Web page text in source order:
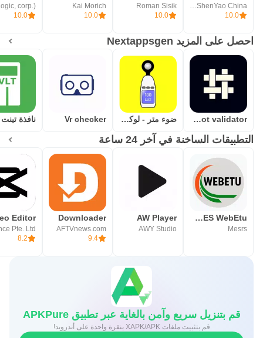
沈垚 / ShenYao China
10.0
Roman Sisik
10.0
Kai Morich
10.0
10.0
احصل على المزيد Nextappsgen
Rootsu - root validator ضوء متر - لوكس متر قياس الضوء Vr checker نافذة
التطبيقات الساخنة في آخر 24 ساعة
PROGRES WebEtu
Mesrs
AW Player
AWY Studio
Downloader
AFTVnews.com
9.4
8.2
قم بتنزيل سريع وآمن بالغاية عبر تطبيق APKPure
قم بتثبيت ملفات XAPK/APK بنقرة واحدة على أندرويد!